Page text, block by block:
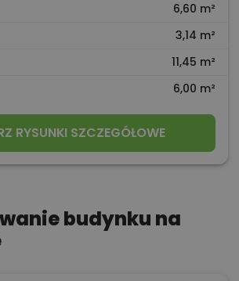
6,60 m²
3,14 m²
11,45 m²
6,00 m²
RYSUNKI SZCZEGÓŁOWE
budynku na